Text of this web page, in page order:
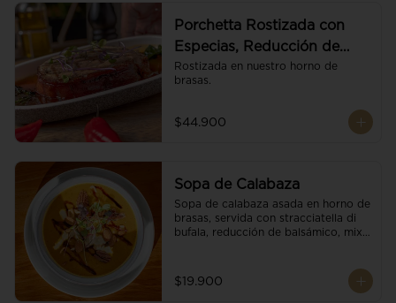
Porchetta Rostizada con
Especias, Reducción de
Panela y Vino
Rostizada en nuestro horno de
brasas.
$44.900
Sopa de Calabaza
Sopa de calabaza asada en horno de
brasas, servida con stracciatella di
bufala, reducción de balsámico, mix
$19.900